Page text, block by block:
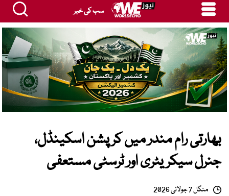
سب کی خبر
بھارتی رام مندر میں کرپشن اسکینڈل،
جنرل سیکریٹری اور ٹرسٹی مستعفی
منگل 7 جولائی 2026